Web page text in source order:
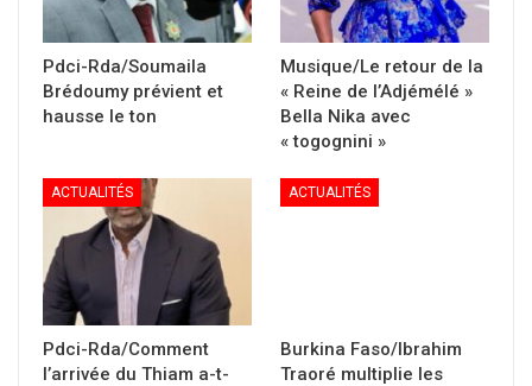
Pdci-Rda/Soumaila
Brédoumy prévient et
hausse le ton
Musique/Le retour de la
« Reine de l’Adjémélé »
Bella Nika avec
« togognini »
ACTUALITÉS
Pdci-Rda/Comment
l’arrivée du Thiam a-t-
ACTUALITÉS
Burkina Faso/Ibrahim
Traoré multiplie les